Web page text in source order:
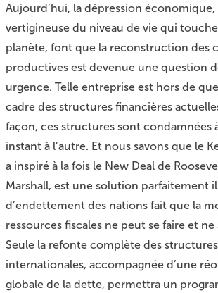
Aujourd’hui, la dépression
vertigineuse du niveau de vie qui
planète, font que la reconstruction des
productives est devenue une question
urgence. Telle entreprise est hors de
cadre des structures financières
façon, ces structures sont condamnées
instant à l’autre. Et nous savons que le
a inspiré à la fois le New Deal de
Marshall, est une solution parfaitement
d’endettement des nations fait que la
ressources fiscales ne peut se faire et ne
Seule la refonte complète des
internationales, accompagnée d’une
globale de la dette, permettra un